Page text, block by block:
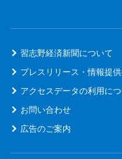
習志野経済新聞について
プレスリリース・情報提
アクセスデータの利用に
お問い合わせ
広告のご案内